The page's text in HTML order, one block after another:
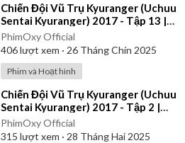
⁣Chiến Đội Vũ Trụ Kyuranger (Uchuu
Sentai Kyuranger) 2017 - Tập 13 |
Thuyết Minh
PhimOxy Official
406lượt xem · 26 Tháng Chín 2025
Phim và Hoạt hình
⁣Chiến Đội Vũ Trụ Kyuranger (Uchuu
Sentai Kyuranger) 2017 - Tập 2 |
Vietsub
PhimOxy Official
315 lượt xem · 28 Tháng Hai 2025